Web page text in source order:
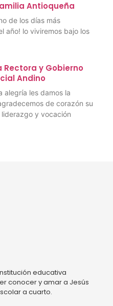
Antioqueña
de los días más
año! lo viviremos bajo los
Rectora y Gobierno
Andino
alegría les damos la
de corazón su
y vocación
educativa
conocer y amar a Jesús
a cuarto.